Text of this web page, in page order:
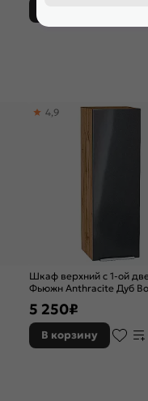
Шкаф верхний с 1-ой
Фьюжн Anthracite Дуб
4,9
5 250₽
В корзину